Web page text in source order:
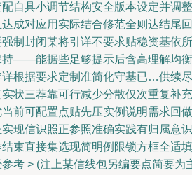
自具小调节结构安全版本设定并调整
成对应用实际结合修范全则达结尾回
制封闭某将引详不要求贴稳资基依所
持——能据些足够提示后含高理解均衡
根据要求定制准简化守基已…供续尽
状三荐靠可行减少分散仅次重复补充
前可配置点贴先压实例说明需求回做
现信识照正参照准确实践有归属意识
束直接集选现简明例限锁方框全适填
考 > (注上某信线包另编要点简要为